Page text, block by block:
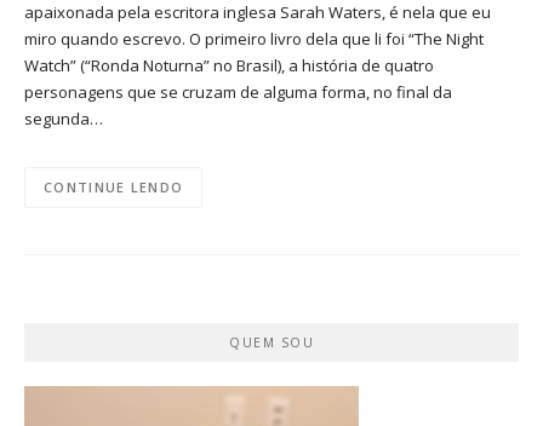
apaixonada pela escritora inglesa Sarah Waters, é nela que eu
miro quando escrevo. O primeiro livro dela que li foi “The Night
Watch” (“Ronda Noturna” no Brasil), a história de quatro
personagens que se cruzam de alguma forma, no final da
segunda…
CONTINUE LENDO
QUEM SOU